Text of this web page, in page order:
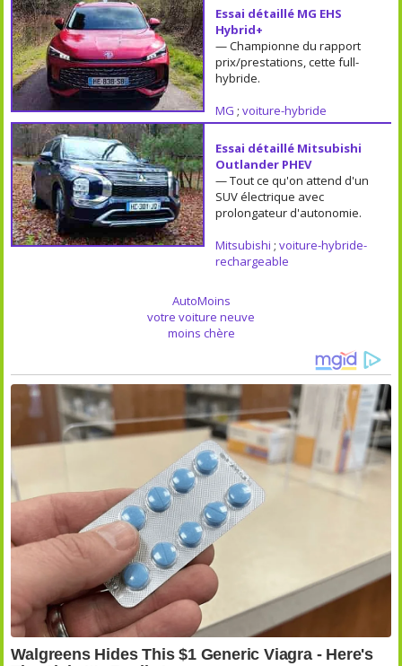
Essai détaillé MG EHS
Hybrid+
— Championne du rapport
prix/prestations, cette full-
hybride.
MG ; voiture-hybride
Essai détaillé Mitsubishi
Outlander PHEV
— Tout ce qu'on attend d'un
SUV électrique avec
prolongateur d'autonomie.
Mitsubishi ; voiture-hybride-
rechargeable
AutoMoins
votre voiture neuve
moins chère